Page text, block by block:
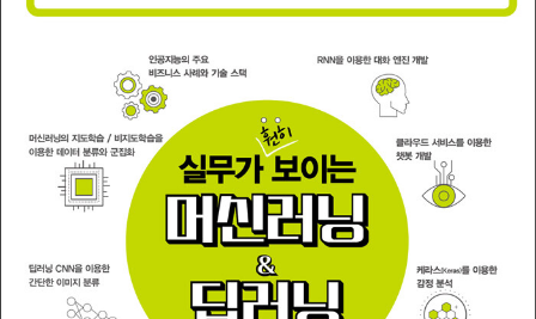
례 유형, 학문적 이해, 최신 인공지능 알고리즘 개발, 인공지능 서비스
활용 등의 다양한 옵션 중에서, 각자 상황에 맞게 인력 구성이나 회사
상황, 시기 등을 고려해 최선의 선택을 해야 한다는 점을 독자 여러분
이 공감할 수 있기 바란다.